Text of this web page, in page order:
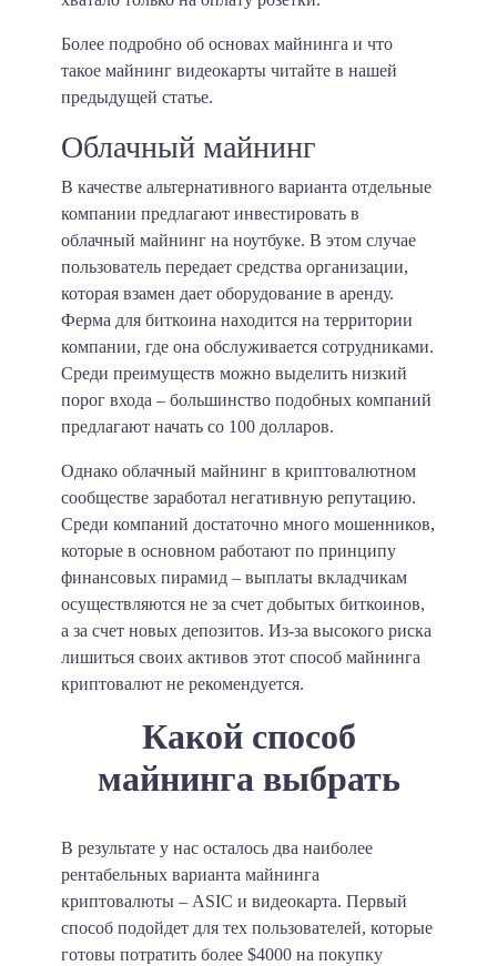
Более подробно об основах майнинга и что
такое майнинг видеокарты читайте в нашей
предыдущей статье.
Облачный майнинг
В качестве альтернативного варианта отдельные
компании предлагают инвестировать в
облачный майнинг на ноутбуке. В этом случае
пользователь передает средства организации,
которая взамен дает оборудование в аренду.
Ферма для биткоина находится на территории
компании, где она обслуживается сотрудниками.
Среди преимуществ можно выделить низкий
порог входа – большинство подобных компаний
предлагают начать со 100 долларов.
Однако облачный майнинг в криптовалютном
сообществе заработал негативную репутацию.
Среди компаний достаточно много мошенников,
которые в основном работают по принципу
финансовых пирамид – выплаты вкладчикам
осуществляются не за счет добытых биткоинов,
а за счет новых депозитов. Из-за высокого риска
лишиться своих активов этот способ майнинга
криптовалют не рекомендуется.
Какой способ
майнинга выбрать
В результате у нас осталось два наиболее
рентабельных варианта майнинга
криптовалюты – ASIC и видеокарта. Первый
способ подойдет для тех пользователей, которые
готовы потратить более $4000 на покупку